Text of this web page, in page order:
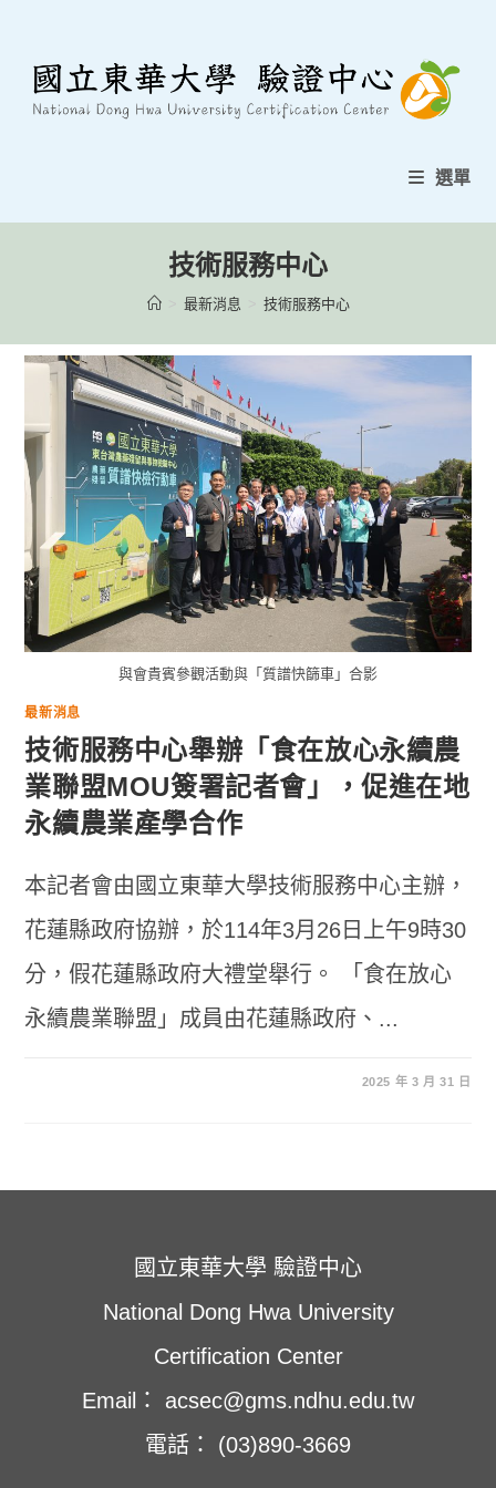
選單
技術服務中心
最新消息 技術服務中心
與會貴賓參觀活動與「質譜快篩車」合影
最新消息
技術服務中心舉辦「食在放心永續農
業聯盟MOU簽署記者會」，促進在地
永續農業產學合作
本記者會由國立東華大學技術服務中心主辦，
花蓮縣政府協辦，於114年3月26日上午9時30
分，假花蓮縣政府大禮堂舉行。 「食在放心
永續農業聯盟」成員由花蓮縣政府、...
2025 年 3 月 31 日
國立東華大學 驗證中心
National Dong Hwa University
Certification Center
Email： acsec@gms.ndhu.edu.tw
電話： (03)890-3669